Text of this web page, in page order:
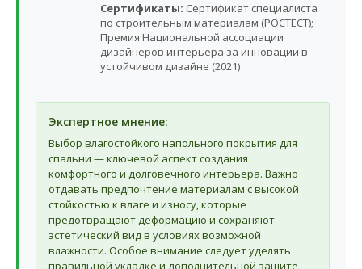
Сертификаты: Сертификат специалиста
по строительным материалам (РОСТЕСТ);
Премия Национальной ассоциации
дизайнеров интерьера за инновации в
устойчивом дизайне (2021)
Экспертное мнение:
Выбор влагостойкого напольного покрытия для
спальни — ключевой аспект создания
комфортного и долговечного интерьера. Важно
отдавать предпочтение материалам с высокой
стойкостью к влаге и износу, которые
предотвращают деформацию и сохраняют
эстетический вид в условиях возможной
влажности. Особое внимание следует уделять
правильной укладке и дополнительной защите